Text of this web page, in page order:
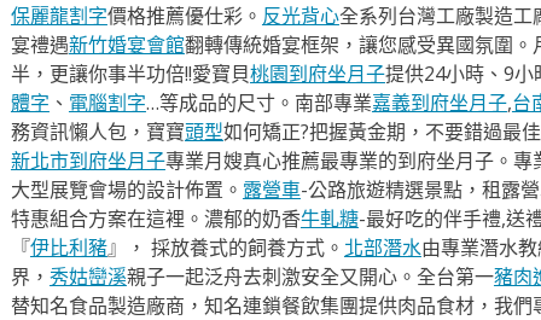
保麗龍割字價格推薦優仕彩。 反光背心全系列台灣工廠製造
宴禮遇新竹婚宴會館翻轉傳統婚宴框架，讓您感受異國氛圍。
半，更讓你事半功倍!!愛寶貝桃園到府坐月子提供24小時、9
體字 、 電腦割字…等成品的尺寸。南部專業嘉義到府坐月子,台
務資訊懶人包，寶寶頭型如何矯正?把握黃金期，不要錯過最
新北市到府坐月子專業月嫂真心推薦最專業的到府坐月子。專
大型展覽會場的設計佈置。 露營車-公路旅遊精選景點，租露
特惠組合方案在這裡。濃郁的奶香牛軋糖-最好吃的伴手禮,送
『伊比利豬』， 採放養式的飼養方式。 北部潛水由專業潛水
界， 秀姑巒溪親子一起泛舟去​刺激安全又開心。全台第一豬肉
替知名食品製造廠商，知名連鎖餐飲集團提供肉品食材，我